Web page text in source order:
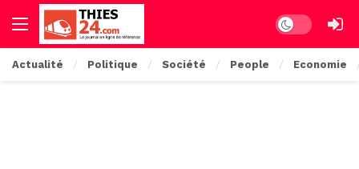
Dark mode
Actualité Politique Société People Economie